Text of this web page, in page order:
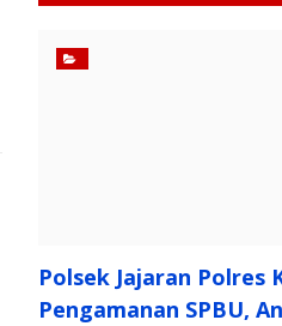
Polsek Jajaran Polres
Pengamanan SPBU,